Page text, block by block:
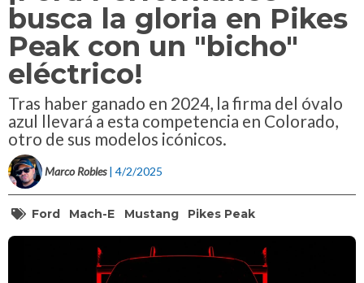
busca la gloria en Pikes
Peak con un "bicho"
eléctrico!
Tras haber ganado en 2024, la firma del óvalo
azul llevará a esta competencia en Colorado,
otro de sus modelos icónicos.
Marco Robles | 4/2/2025
Ford Mach-E Mustang Pikes Peak